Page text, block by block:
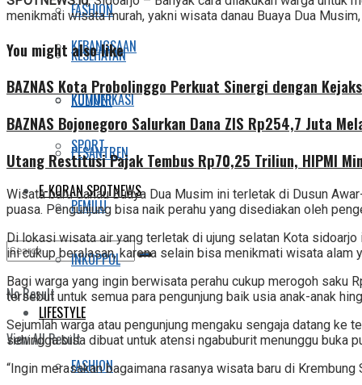
FASHION
KESEHATAN
KULINER
SPORT
E-KORAN SPOTNEWS
No Result
View All Result
KEBANGSAAN
KOMUNIKASI
PESANTREN
PEMILU
INKOPPOL
LIFESTYLE
FASHION
menikmati wisata murah, yakni wisata danau Buaya Dua
You might also like
BAZNAS Kota Probolinggo Perkuat Sinergi dengan
BAZNAS Bojonegoro Salurkan Dana ZIS Rp254,7 Juta
Utang Restitusi Pajak Tembus Rp70,25 Triliun, HIPMI
Wisata baru danau Buaya Dua Musim ini terletak di Dusun
puasa. Pengunjung bisa naik perahu yang disediakan oleh
Di lokasi wisata air yang terletak di ujung selatan Kota
ini cukup beralasan, karena selain bisa menikmati wisata alam
Bagi warga yang ingin berwisata perahu cukup merogoh saku
tersebut untuk semua para pengunjung baik usia anak-anak
Sejumlah warga atau pengunjung mengaku sengaja datang ke
sehingga bisa dibuat untuk atensi ngabuburit menunggu buka
“Ingin merasakan bagaimana rasanya wisata baru di Krembung